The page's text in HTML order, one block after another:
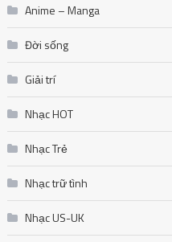
Anime – Manga
Đời sống
Giải trí
Nhạc HOT
Nhạc Trẻ
Nhạc trữ tình
Nhạc US-UK